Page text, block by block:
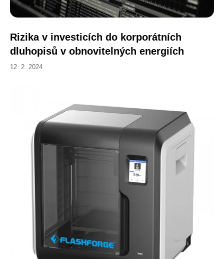
Rizika v investicích do korporátních
dluhopisů v obnovitelných energiích
12. 2. 2024